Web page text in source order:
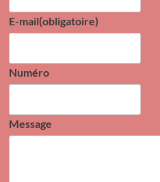
E-mail(obligatoire)
Numéro
Message